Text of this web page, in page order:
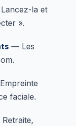
la et
».
— Les
faciale.